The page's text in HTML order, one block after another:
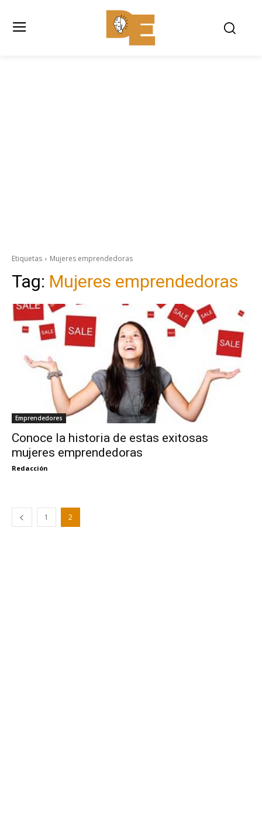
Etiquetas Mujeres emprendedoras
Tag: Mujeres emprendedoras
Emprendedores
Conoce la historia de estas exitosas
mujeres emprendedoras
Redacción
1 2